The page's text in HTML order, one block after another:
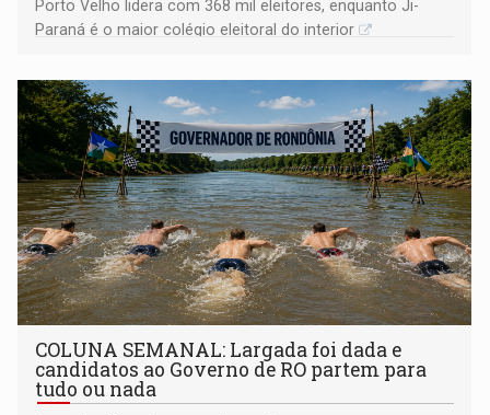
Porto Velho lidera com 368 mil eleitores, enquanto Ji-
Paraná é o maior colégio eleitoral do interior
COLUNA SEMANAL: Largada foi dada e
candidatos ao Governo de RO partem para
tudo ou nada